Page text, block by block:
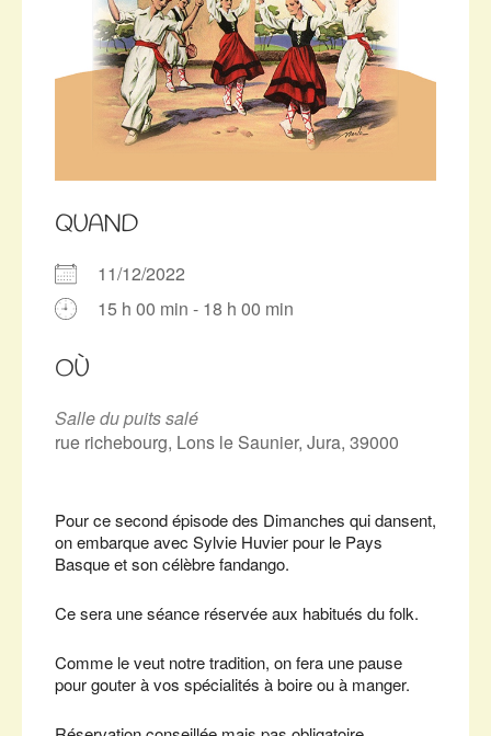
QUAND
11/12/2022
15 h 00 min - 18 h 00 min
OÙ
Salle du puits salé
rue richebourg, Lons le Saunier, Jura, 39000
Pour ce second épisode des Dimanches qui dansent,
on embarque avec Sylvie Huvier pour le Pays
Basque et son célèbre fandango.
Ce sera une séance réservée aux habitués du folk.
Comme le veut notre tradition, on fera une pause
pour gouter à vos spécialités à boire ou à manger.